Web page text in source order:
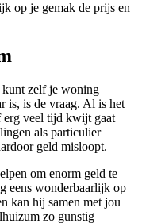
op je gemak de prijs en
zelf je woning
is, is de vraag. Al is het
erg veel tijd kwijt gaat
als particulier
geld misloopt.
om enorm geld te
eens wonderbaarlijk op
kan hij samen met jou
zo gunstig